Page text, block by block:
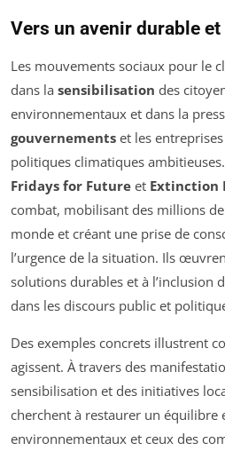
Vers un avenir durable
Les mouvements sociaux pour le
dans la sensibilisation des
environnementaux et dans la
gouvernements et les
politiques climatiques
Fridays for Future et Extinction
combat, mobilisant des millions
monde et créant une prise de
l’urgence de la situation. Ils
solutions durables et à l’inclusion
dans les discours public et
Des exemples concrets illustrent
agissent. À travers des
sensibilisation et des initiatives
cherchent à restaurer un équilibre
environnementaux et ceux des